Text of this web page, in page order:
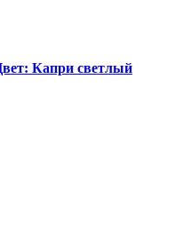
Капри светлый